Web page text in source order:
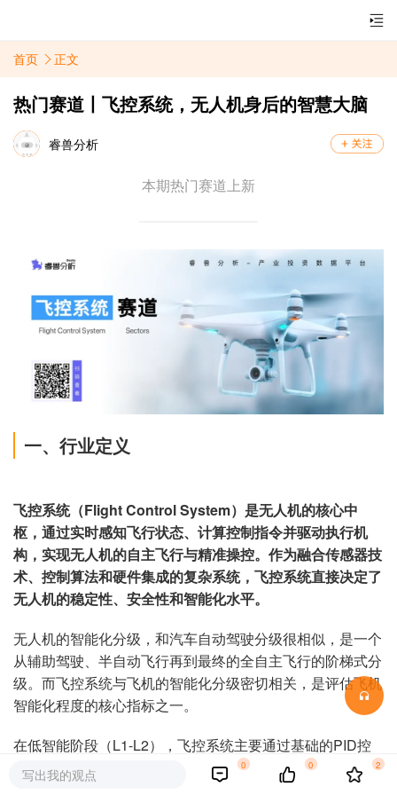
首页 正文
热门赛道丨飞控系统，无人机身后的智慧大脑
睿兽分析
本期热门赛道上新
一、行业定义
飞控系统（Flight Control System）是无人机的核心中
枢，通过实时感知飞行状态、计算控制指令并驱动执行机
构，实现无人机的自主飞行与精准操控。作为融合传感器技
术、控制算法和硬件集成的复杂系统，飞控系统直接决定了
无人机的稳定性、安全性和智能化水平。
无人机的智能化分级，和汽车自动驾驶分级很相似，是一个
从辅助驾驶、半自动飞行再到最终的全自主飞行的阶梯式分
级。而飞控系统与飞机的智能化分级密切相关，是评估飞机
智能化程度的核心指标之一。
在低智能阶段（L1-L2），飞控系统主要通过基础的PID控
制算法实现飞行器的姿态稳定，这类系统通常需要依赖人工
操作，例如传统的航模飞行控制就属于这一范畴。
写出我的观点
0 0 2